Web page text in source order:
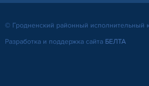
© Гродненский районный
Разработка и поддержка сайта БЕЛТА